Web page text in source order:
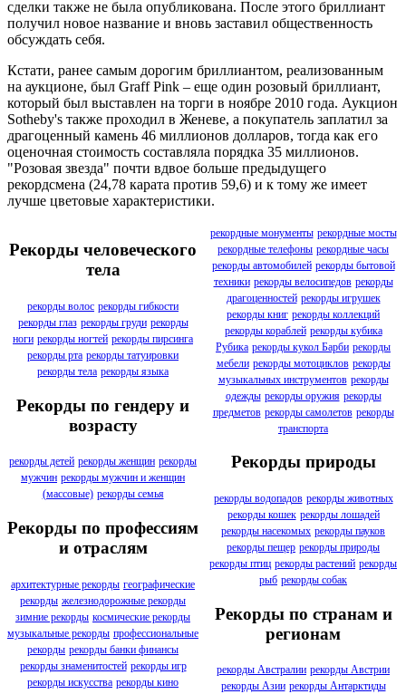
сделки также не была опубликована. После этого бриллиант
получил новое название и вновь заставил общественность
обсуждать себя.
Кстати, ранее самым дорогим бриллиантом, реализованным
на аукционе, был Graff Pink – еще один розовый бриллиант,
который был выставлен на торги в ноябре 2010 года. Аукцион
Sotheby's также проходил в Женеве, а покупатель заплатил за
драгоценный камень 46 миллионов долларов, тогда как его
оценочная стоимость составляла порядка 35 миллионов.
"Розовая звезда" почти вдвое больше предыдущего
рекордсмена (24,78 карата против 59,6) и к тому же имеет
лучше цветовые характеристики.
Рекорды человеческого
тела
рекорды волос рекорды гибкости
рекорды глаз рекорды груди рекорды
ноги рекорды ногтей рекорды пирсинга
рекорды рта рекорды татуировки
рекорды тела рекорды языка
Рекорды по гендеру и
возрасту
рекорды детей рекорды женщин рекорды
мужчин рекорды мужчин и женщин
(массовые) рекорды семья
Рекорды по профессиям
и отраслям
архитектурные рекорды географические
рекорды железнодорожные рекорды
зимние рекорды космические рекорды
музыкальные рекорды профессиональные
рекорды рекорды банки финансы
рекорды знаменитостей рекорды игр
рекорды искусства рекорды кино
рекордные монументы рекордные мосты
рекордные телефоны рекордные часы
рекорды автомобилей рекорды бытовой
техники рекорды велосипедов рекорды
драгоценностей рекорды игрушек
рекорды книг рекорды коллекций
рекорды кораблей рекорды кубика
Рубика рекорды кукол Барби рекорды
мебели рекорды мотоциклов рекорды
музыкальных инструментов рекорды
одежды рекорды оружия рекорды
предметов рекорды самолетов рекорды
транспорта
Рекорды природы
рекорды водопадов рекорды животных
рекорды кошек рекорды лошадей
рекорды насекомых рекорды пауков
рекорды пещер рекорды природы
рекорды птиц рекорды растений рекорды
рыб рекорды собак
Рекорды по странам и
регионам
рекорды Австралии рекорды Австрии
рекорды Азии рекорды Антарктиды